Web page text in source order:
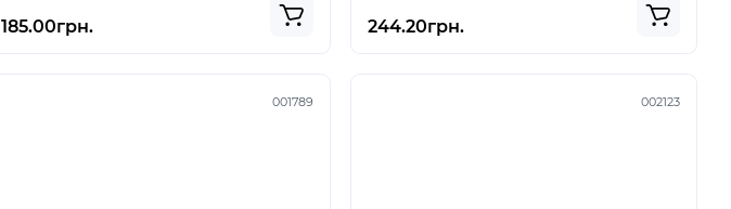
185.00грн. 244.20грн.
001789 002123